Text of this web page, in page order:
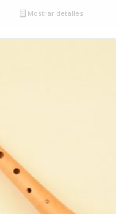
Mostrar detalles